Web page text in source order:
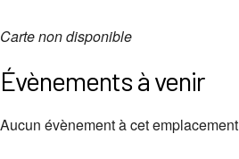
Carte non disponible
Évènements à venir
Aucun évènement à cet emplacement